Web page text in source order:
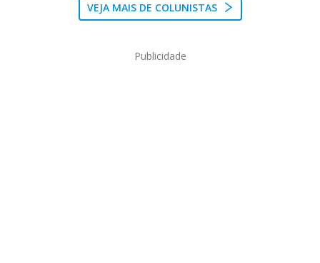
VEJA MAIS DE COLUNISTAS
Publicidade